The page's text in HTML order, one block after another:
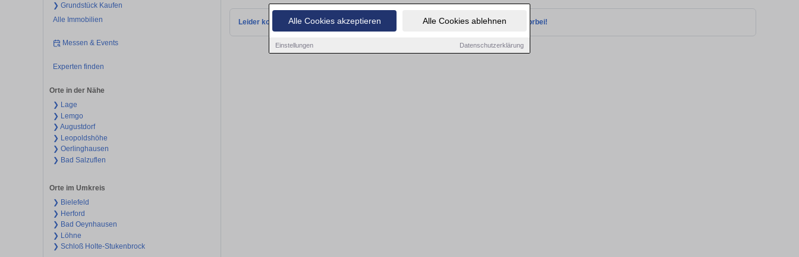
Alle Cookies akzeptieren Alle Cookies ablehnen
Einstellungen Datenschutzerklärung
❯ Grundstück Kaufen
Alle Immobilien
Messen & Events
Experten finden
Orte in der Nähe
❯ Lage
❯ Lemgo
❯ Augustdorf
❯ Leopoldshöhe
❯ Oerlinghausen
❯ Bad Salzuflen
Orte im Umkreis
❯ Bielefeld
❯ Herford
❯ Bad Oeynhausen
❯ Löhne
❯ Schloß Holte-Stukenbrock
Leider konnten wir derzeit keine passenden Objekte finden. Schauen Sie bald wieder vorbei!